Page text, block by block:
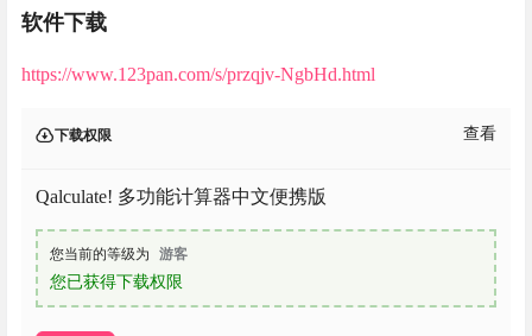
软件下载
https://www.123pan.com/s/przqjv-NgbHd.html
下载权限 查看
Qalculate! 多功能计算器中文便携版
您当前的等级为 游客
您已获得下载权限